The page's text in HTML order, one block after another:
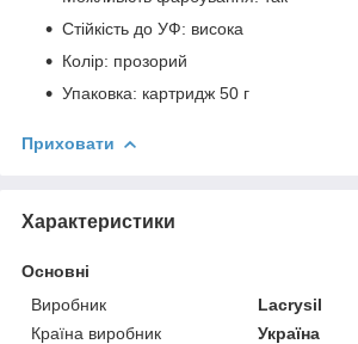
Стійкість до УФ: висока
Колір: прозорий
Упаковка: картридж 50 г
Приховати
Характеристики
Основні
Виробник
Lacrysil
Країна виробник
Україна